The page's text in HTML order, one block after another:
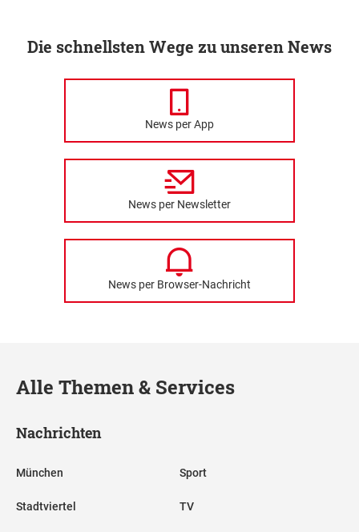
Die schnellsten Wege zu unseren News
News per App
News per Newsletter
News per Browser-Nachricht
Alle Themen & Services
Nachrichten
München
Stadtviertel
Sport
TV